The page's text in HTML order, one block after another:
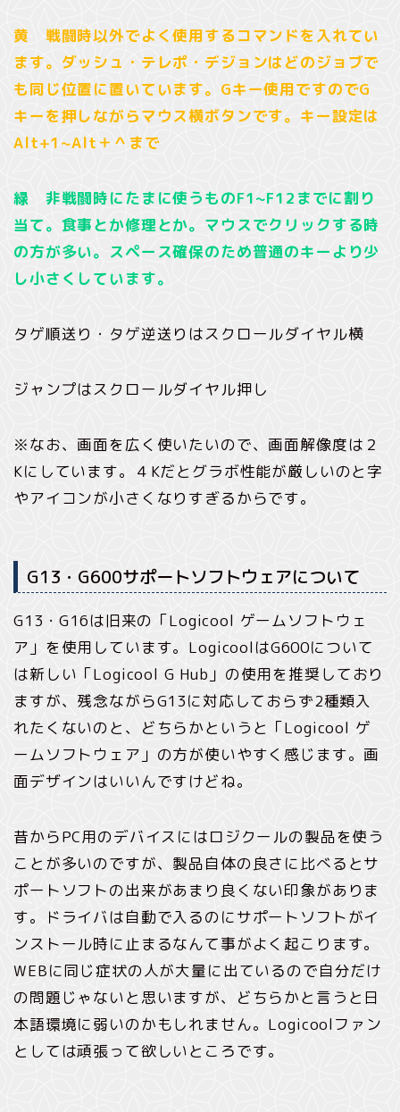
黄 戦闘時以外でよく使用するコマンドを入れてい
ます。ダッシュ・テレポ・デジョンはどのジョブで
も同じ位置に置いています。Gキー使用ですのでG
キーを押しながらマウス横ボタンです。キー設定は
Alt+1~Alt＋＾まで
緑 非戦闘時にたまに使うものF1~F12までに割り
当て。食事とか修理とか。マウスでクリックする時
の方が多い。スペース確保のため普通のキーより少
し小さくしています。
タゲ順送り・タゲ逆送りはスクロールダイヤル横
ジャンプはスクロールダイヤル押し
※なお、画面を広く使いたいので、画面解像度は２
Kにしています。４Kだとグラボ性能が厳しいのと字
やアイコンが小さくなりすぎるからです。
G13・G600サポートソフトウェアについて
G13・G16は旧来の「Logicool ゲームソフトウェ
ア」を使用しています。LogicoolはG600について
は新しい「Logicool G Hub」の使用を推奨しており
ますが、残念ながらG13に対応しておらず2種類入
れたくないのと、どちらかというと「Logicool ゲ
ームソフトウェア」の方が使いやすく感じます。画
面デザインはいいんですけどね。
昔からPC用のデバイスにはロジクールの製品を使う
ことが多いのですが、製品自体の良さに比べるとサ
ポートソフトの出来があまり良くない印象がありま
す。ドライバは自動で入るのにサポートソフトがイ
ンストール時に止まるなんて事がよく起こります。
WEBに同じ症状の人が大量に出ているので自分だけ
の問題じゃないと思いますが、どちらかと言うと日
本語環境に弱いのかもしれません。Logicoolファン
としては頑張って欲しいところです。